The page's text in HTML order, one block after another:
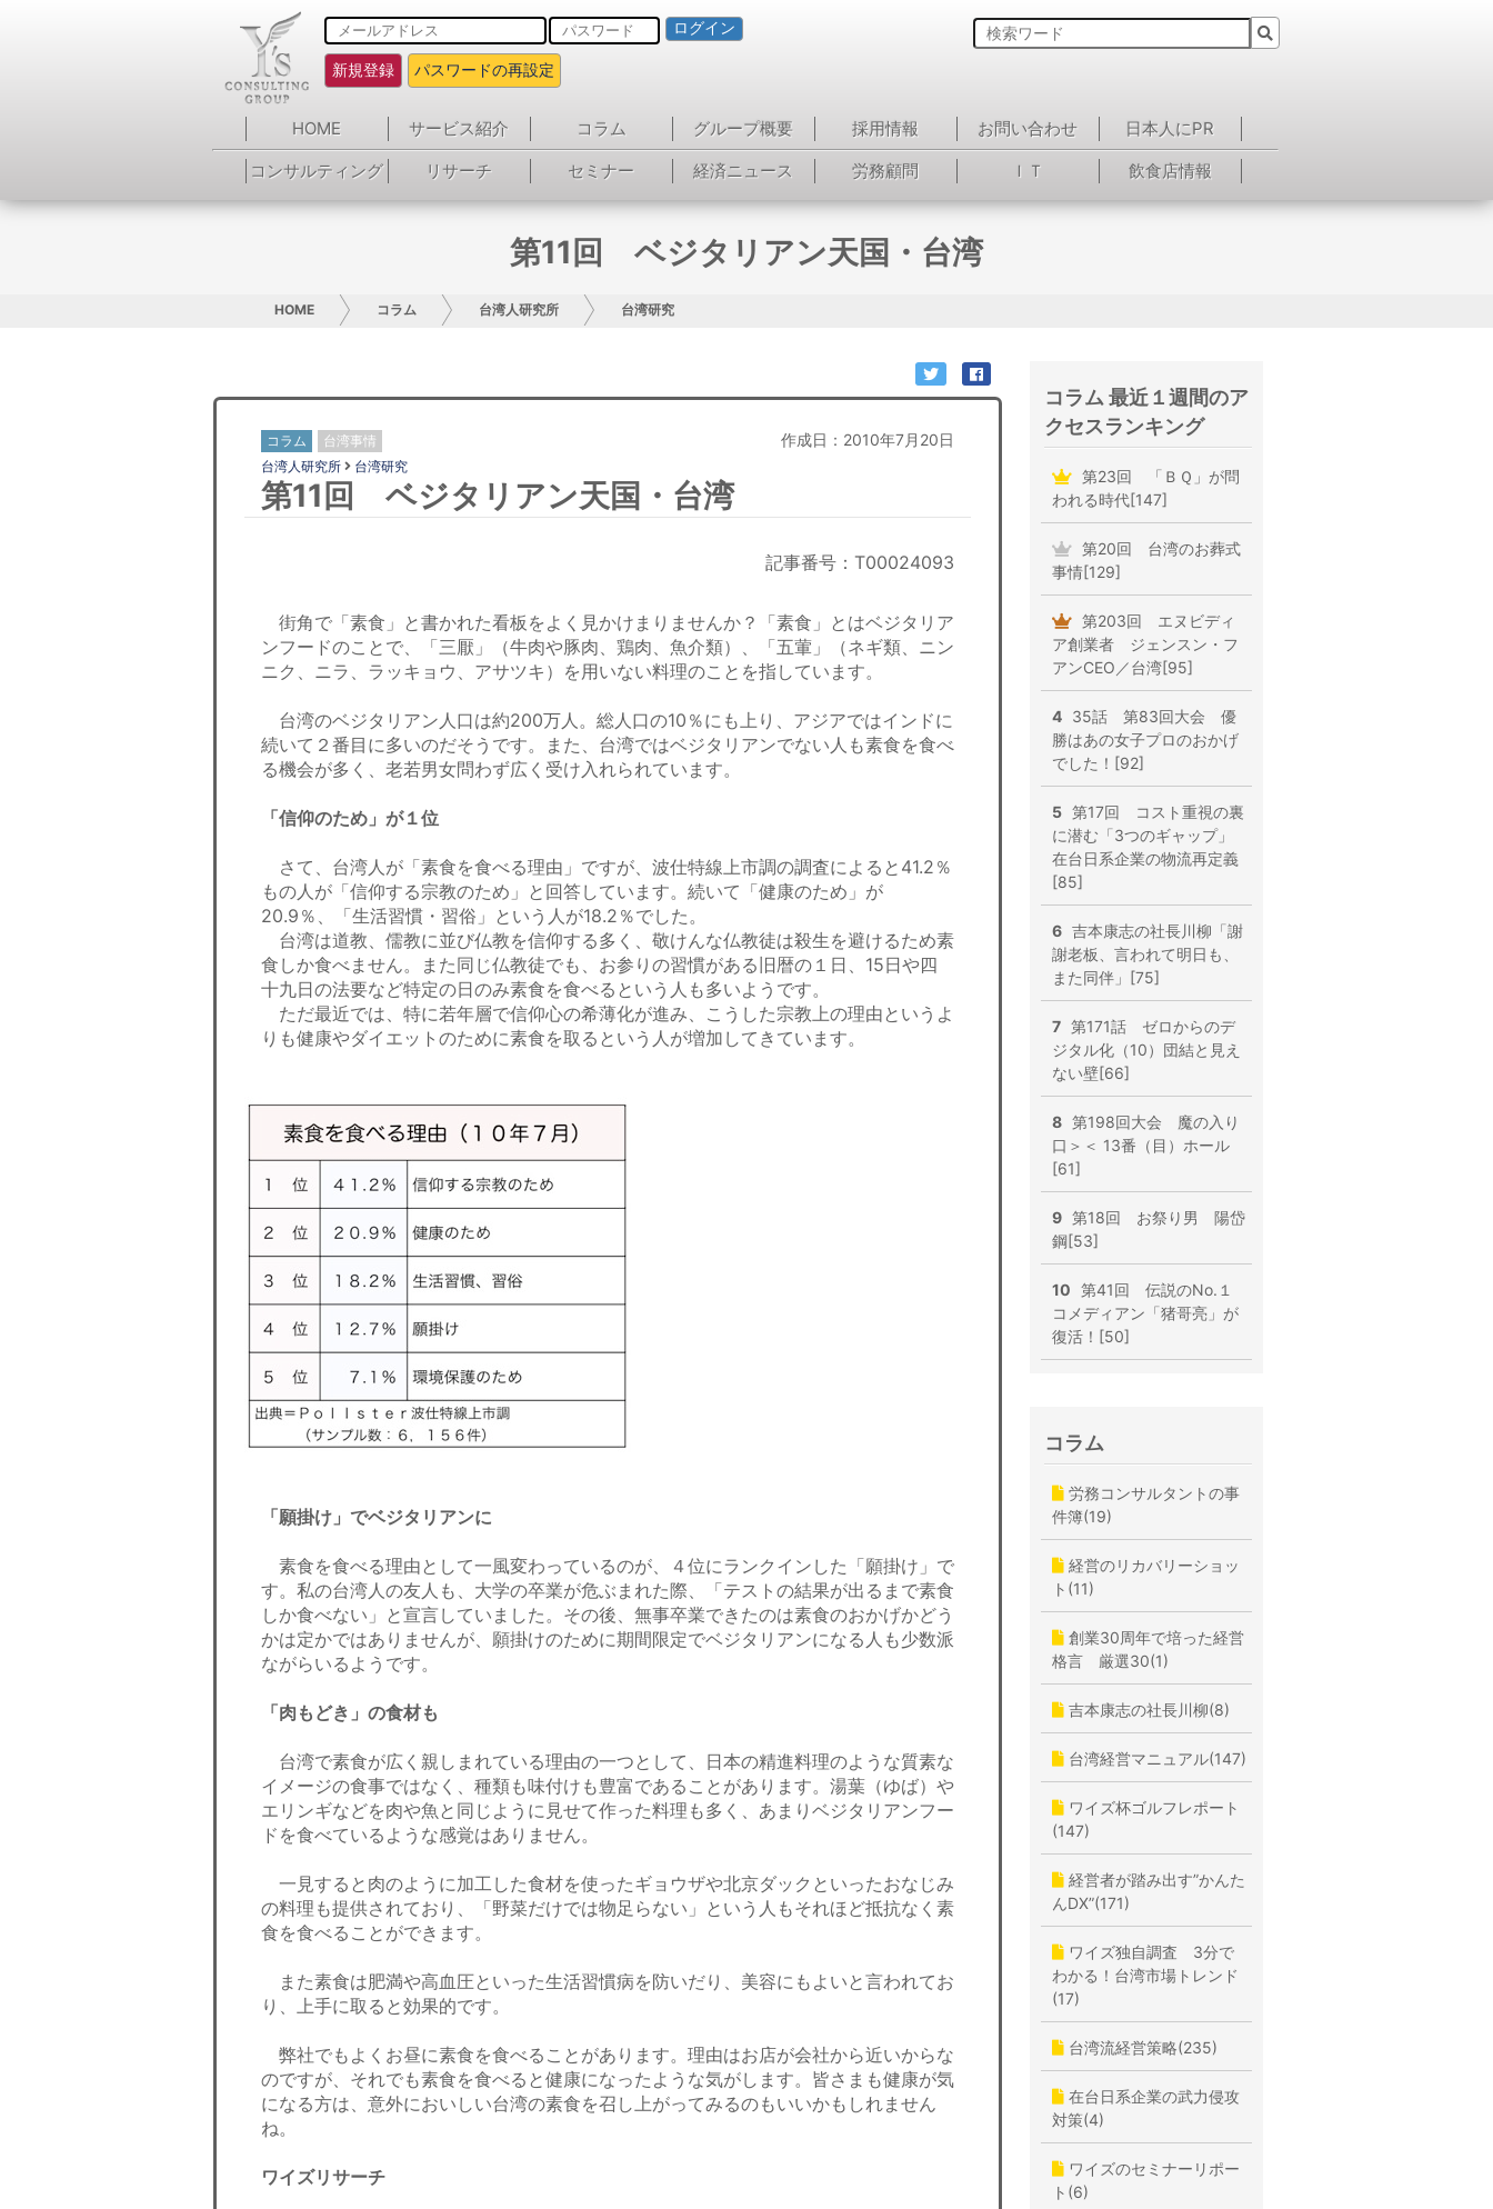
ログイン
新規登録 パスワードの再設定
HOME サービス紹介 コラム グループ概要 採用情報 お問い合わせ
日本人にPR
コンサルティング
リサーチ セミナー 経済ニュース 労務顧問 ＩＴ 飲食店情報
第11回 ベジタリアン天国・台湾
HOME コラム 台湾人研究所 台湾研究
コラム 台湾事情 作成日：2010年7月20日
台湾人研究所 台湾研究
第11回 ベジタリアン天国・台湾
記事番号：T00024093
街角で「素食」と書かれた看板をよく見かけまりませんか？「素食」とはベジタリア
ンフードのことで、「三厭」（牛肉や豚肉、鶏肉、魚介類）、「五葷」（ネギ類、ニン
ニク、ニラ、ラッキョウ、アサツキ）を用いない料理のことを指しています。
台湾のベジタリアン人口は約200万人。総人口の10％にも上り、アジアではインドに
続いて２番目に多いのだそうです。また、台湾ではベジタリアンでない人も素食を食べ
る機会が多く、老若男女問わず広く受け入れられています。
「信仰のため」が１位
さて、台湾人が「素食を食べる理由」ですが、波仕特線上市調の調査によると41.2％
もの人が「信仰する宗教のため」と回答しています。続いて「健康のため」が
20.9％、「生活習慣・習俗」という人が18.2％でした。
台湾は道教、儒教に並び仏教を信仰する多く、敬けんな仏教徒は殺生を避けるため素
食しか食べません。また同じ仏教徒でも、お参りの習慣がある旧暦の１日、15日や四
十九日の法要など特定の日のみ素食を食べるという人も多いようです。
ただ最近では、特に若年層で信仰心の希薄化が進み、こうした宗教上の理由というよ
りも健康やダイエットのために素食を取るという人が増加してきています。
「願掛け」でベジタリアンに
素食を食べる理由として一風変わっているのが、４位にランクインした「願掛け」で
す。私の台湾人の友人も、大学の卒業が危ぶまれた際、「テストの結果が出るまで素食
しか食べない」と宣言していました。その後、無事卒業できたのは素食のおかげかどう
かは定かではありませんが、願掛けのために期間限定でベジタリアンになる人も少数派
ながらいるようです。
「肉もどき」の食材も
台湾で素食が広く親しまれている理由の一つとして、日本の精進料理のような質素な
イメージの食事ではなく、種類も味付けも豊富であることがあります。湯葉（ゆば）や
エリンギなどを肉や魚と同じように見せて作った料理も多く、あまりベジタリアンフー
ドを食べているような感覚はありません。
一見すると肉のように加工した食材を使ったギョウザや北京ダックといったおなじみ
の料理も提供されており、「野菜だけでは物足らない」という人もそれほど抵抗なく素
食を食べることができます。
また素食は肥満や高血圧といった生活習慣病を防いだり、美容にもよいと言われてお
り、上手に取ると効果的です。
弊社でもよくお昼に素食を食べることがあります。理由はお店が会社から近いからな
のですが、それでも素食を食べると健康になったような気がします。皆さまも健康が気
になる方は、意外においしい台湾の素食を召し上がってみるのもいいかもしれません
ね。
ワイズリサーチ
コラム 最近１週間のア
クセスランキング
第23回 「ＢＱ」が問
われる時代[147]
第20回 台湾のお葬式
事情[129]
第203回 エヌビディ
ア創業者 ジェンスン・フ
アンCEO／台湾[95]
4 35話 第83回大会 優
勝はあの女子プロのおかげ
でした！[92]
5 第17回 コスト重視の裏
に潜む「3つのギャップ」
在台日系企業の物流再定義
[85]
6 吉本康志の社長川柳「謝
謝老板、言われて明日も、
また同伴」[75]
7 第171話 ゼロからのデ
ジタル化（10）団結と見え
ない壁[66]
8 第198回大会 魔の入り
口＞＜ 13番（目）ホール
[61]
9 第18回 お祭り男 陽岱
鋼[53]
10 第41回 伝説のNo.１
コメディアン「猪哥亮」が
復活！[50]
コラム
労務コンサルタントの事
件簿(19)
経営のリカバリーショッ
ト(11)
創業30周年で培った経営
格言 厳選30(1)
吉本康志の社長川柳(8)
台湾経営マニュアル(147)
ワイズ杯ゴルフレポート
(147)
経営者が踏み出す”かんた
んDX”(171)
ワイズ独自調査 3分で
わかる！台湾市場トレンド
(17)
台湾流経営策略(235)
在台日系企業の武力侵攻
対策(4)
ワイズのセミナーリポー
ト(6)